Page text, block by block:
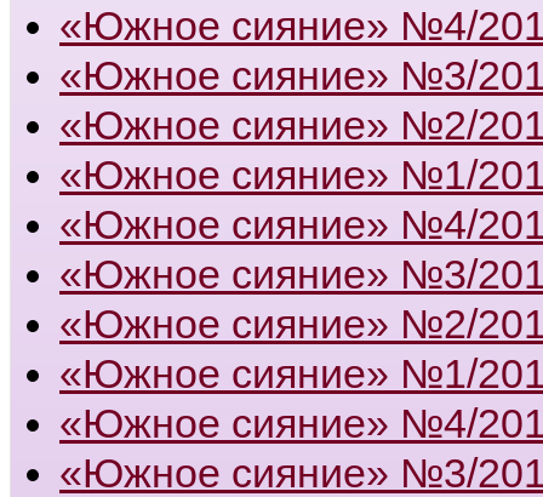
«Южное сияние» №4/
«Южное сияние» №3/
«Южное сияние» №2/
«Южное сияние» №1/
«Южное сияние» №4/
«Южное сияние» №3/
«Южное сияние» №2/
«Южное сияние» №1/
«Южное сияние» №4/
«Южное сияние» №3/